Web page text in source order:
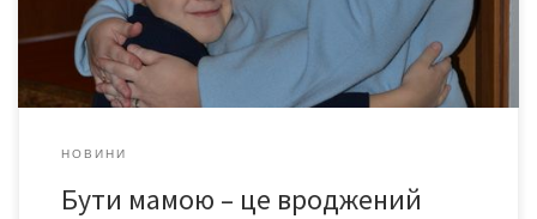
або […]
НОВИНИ
Бути мамою – це вроджений